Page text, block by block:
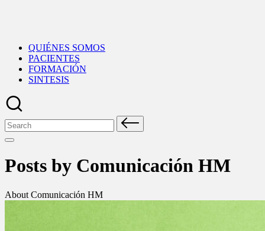
QUIÉNES SOMOS
PACIENTES
FORMACIÓN
SINTESIS
Search
for:
Posts by Comunicación HM
About Comunicación HM